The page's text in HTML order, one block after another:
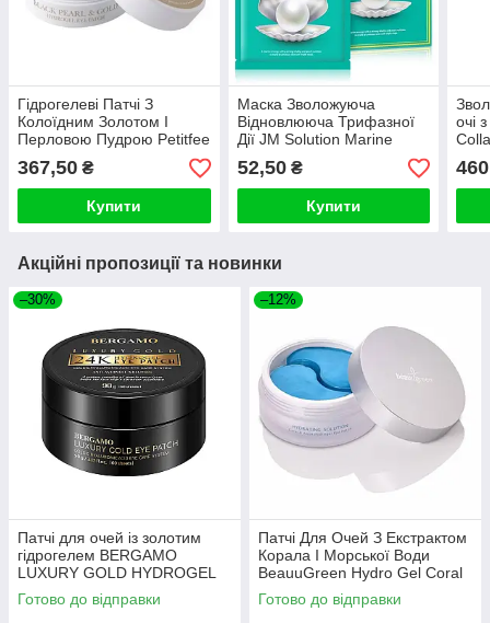
Гідрогелеві Патчі З
Колоїдним Золотом І
Перловою Пудрою Petitfee
Black Pearl&Gold Hydrogel
Eye Patch
367,50 ₴
Купити
Маска Зволожуюча
Відновлююча Трифазної
Дії JM Solution Marine
Luminous Pearl Deep
Moisture Mask Pear
52,50₴
Купити
очі
Акційні пропозиції та новинки
–30%
Патчі для очей із золотим
гідрогелем BERGAMO
LUXURY GOLD HYDROGEL
EYE PATCH (60PCS)
Готово до відправки
–12%
Патчі Для Очей З Екстрактом
Корала І Морської Води
BeauuGreen Hydro Gel Coral
& Aqua Eye Patch (Стандарт)
Готово до відправки